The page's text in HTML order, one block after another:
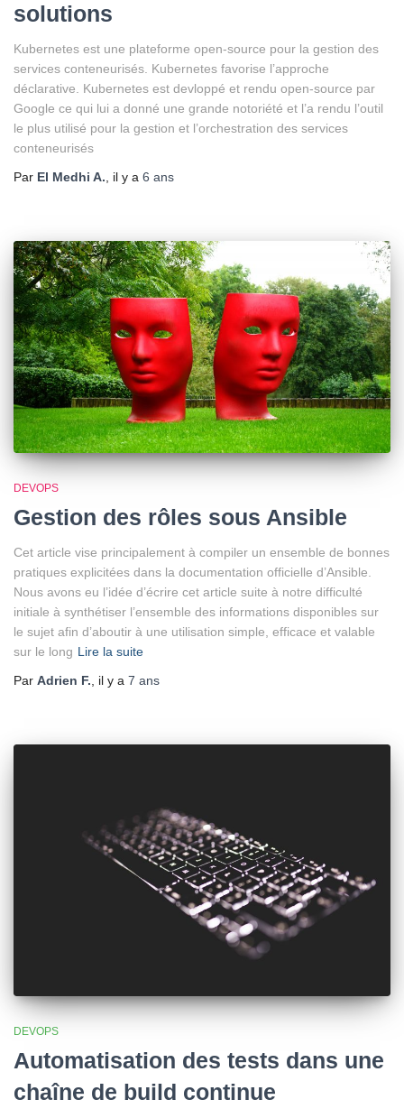
solutions
Kubernetes est une plateforme open-source pour la gestion des
services conteneurisés. Kubernetes favorise l’approche
déclarative. Kubernetes est devloppé et rendu open-source par
Google ce qui lui a donné une grande notoriété et l’a rendu l’outil
le plus utilisé pour la gestion et l’orchestration des services
conteneurisés
Par El Medhi A. , il y a 6 ans
DEVOPS
Gestion des rôles sous Ansible
Cet article vise principalement à compiler un ensemble de bonnes
pratiques explicitées dans la documentation officielle d’Ansible.
Nous avons eu l’idée d’écrire cet article suite à notre difficulté
initiale à synthétiser l’ensemble des informations disponibles sur
le sujet afin d’aboutir à une utilisation simple, efficace et valable
sur le long Lire la suite
Par Adrien F. , il y a 7 ans
DEVOPS
Automatisation des tests dans une
chaîne de build continue